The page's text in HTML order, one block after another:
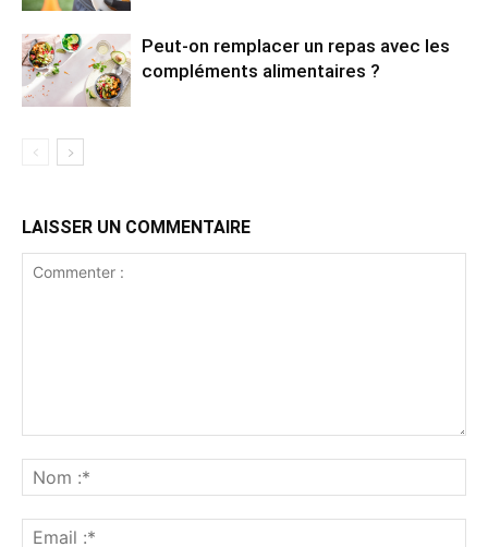
Peut-on remplacer un repas avec les
compléments alimentaires ?
LAISSER UN COMMENTAIRE